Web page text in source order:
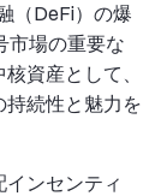
（DeFi）の爆
市場の重要な
資産として、
続性と魅力を
ンセンティ